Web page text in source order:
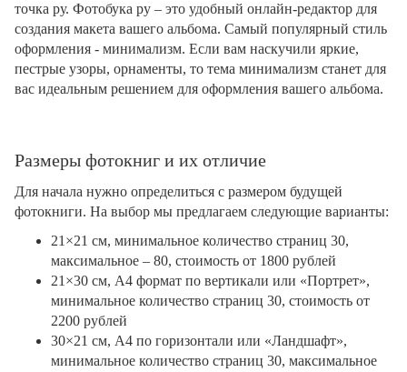
точка ру. Фотобука ру – это удобный онлайн-редактор для
создания макета вашего альбома. Самый популярный стиль
оформления - минимализм. Если вам наскучили яркие,
пестрые узоры, орнаменты, то тема минимализм станет для
вас идеальным решением для оформления вашего альбома.
Размеры фотокниг и их отличие
Для начала нужно определиться с размером будущей
фотокниги. На выбор мы предлагаем следующие варианты:
21×21 см, минимальное количество страниц 30,
максимальное – 80, стоимость от 1800 рублей
21×30 см, А4 формат по вертикали или «Портрет»,
минимальное количество страниц 30, стоимость от
2200 рублей
30×21 см, А4 по горизонтали или «Ландшафт»,
минимальное количество страниц 30, максимальное